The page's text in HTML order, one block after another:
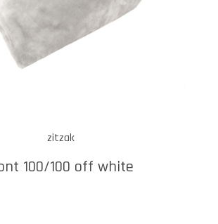
zitzak
100/100 off white